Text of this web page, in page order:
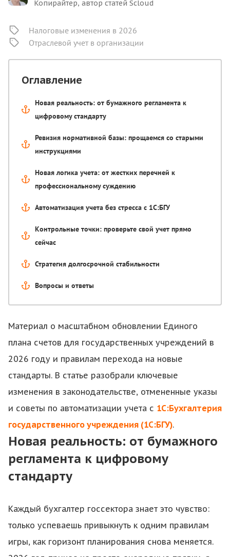
Копирайтер, автор статей Scloud
Налоговые изменения в 2026
Отраслевой учет в организации
Оглавление
Новая реальность: от бумажного регламента к
цифровому стандарту
Ревизия нормативной базы: прощаемся со старыми
инструкциями
Новая логика учета: от жестких перечней к
профессиональному суждению
Автоматизация учета без стресса с 1С:БГУ
Контрольные точки: проверьте свой учет прямо
сейчас
Стратегия долгосрочной стабильности
Вопросы и ответы
Материал о масштабном обновлении Единого
плана счетов для государственных учреждений в
2026 году и правилам перехода на новые
стандарты. В статье разобрали ключевые
изменения в законодательстве, отмененные указы
и советы по автоматизации учета с 1С:Бухгалтерия
государственного учреждения (1С:БГУ).
Новая реальность: от бумажного
регламента к цифровому
стандарту
Каждый бухгалтер госсектора знает это чувство:
только успеваешь привыкнуть к одним правилам
игры, как горизонт планирования снова меняется.